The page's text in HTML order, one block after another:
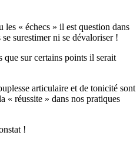
les « échecs » il est question dans
se surestimer ni se dévaloriser !
sur certains points il serait
articulaire et de tonicité sont
« réussite » dans nos pratiques
!